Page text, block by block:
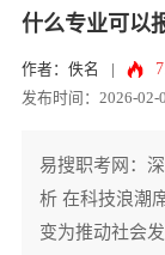
什么专业可以
作者：佚名
发布时间：2026-02-
易搜职考网：
析 在科技浪潮
变为推动社会